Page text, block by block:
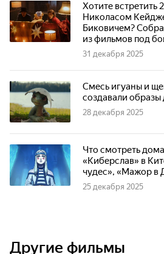
Хотите встретить
Николасом
Биковичем?
из фильмов под
31 декабря 2025
Смесь игуаны и
создавали образы
28 декабря 2025
Что смотреть
«Киберслав» в
чудес», «Мажор в
25 декабря 2025
Другие фильмы